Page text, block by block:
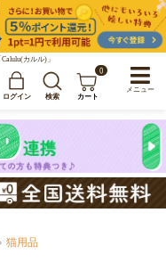
カルル)」
ログイン 検索
0
カート
猫用品
メニュー